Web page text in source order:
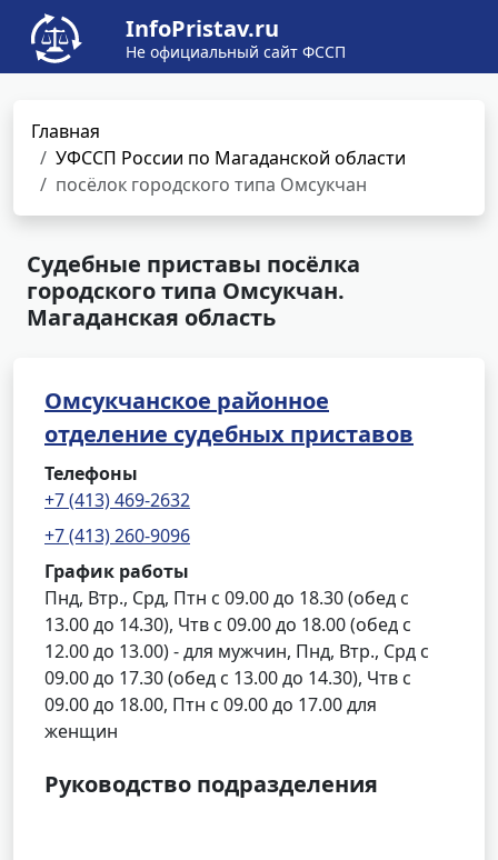
InfoPristav.ru
Не официальный сайт ФССП
Главная
УФССП России по Магаданской области
посёлок городского типа Омсукчан
Судебные приставы посёлка
городского типа Омсукчан.
Магаданская область
Омсукчанское районное
отделение судебных приставов
Телефоны
+7 (413) 469-2632
+7 (413) 260-9096
График работы
Пнд, Втр., Срд, Птн с 09.00 до 18.30 (обед с
13.00 до 14.30), Чтв с 09.00 до 18.00 (обед с
12.00 до 13.00) - для мужчин, Пнд, Втр., Срд с
09.00 до 17.30 (обед с 13.00 до 14.30), Чтв с
09.00 до 18.00, Птн с 09.00 до 17.00 для
женщин
Руководство подразделения